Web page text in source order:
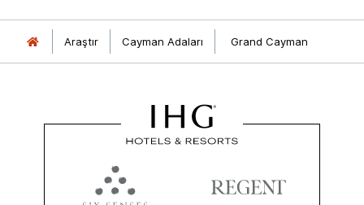
Araştır Cayman Adaları Grand Cayman